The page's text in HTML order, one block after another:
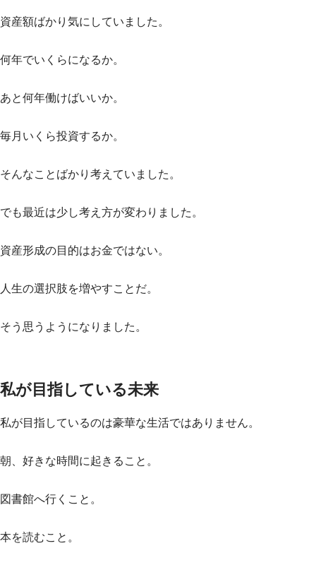
資産額ばかり気にしていました。
何年でいくらになるか。
あと何年働けばいいか。
毎月いくら投資するか。
そんなことばかり考えていました。
でも最近は少し考え方が変わりました。
資産形成の目的はお金ではない。
人生の選択肢を増やすことだ。
そう思うようになりました。
私が目指している未来
私が目指しているのは豪華な生活ではありません。
朝、好きな時間に起きること。
図書館へ行くこと。
本を読むこと。